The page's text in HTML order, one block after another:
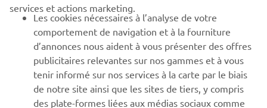
PLUS YAMAHA
SUPPORT
NEWSLETTER
services et actions marketing.
Les cookies nécessaires à l’analyse de votre
comportement de navigation et à la fourniture
d’annonces nous aident à vous présenter des offres
publicitaires relevantes sur nos gammes et à vous
tenir informé sur nos services à la carte par le biais
de notre site ainsi que les sites de tiers, y compris
des plate-formes liées aux médias sociaux comme